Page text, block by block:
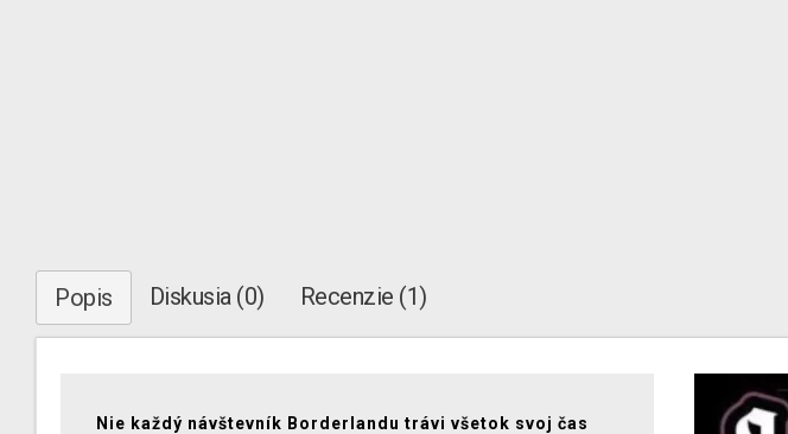
Popis Diskusia (0) Recenzie (1)
Nie každý návštevník Borderlandu trávi všetok svoj čas